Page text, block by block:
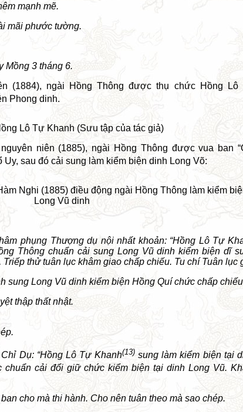
mạnh mẽ.
mãi phước tường.
Mồng 3 tháng 6.
(1884), ngài
Hồng Thông được thụ chức Hồng Lô
Phong dinh.
Lô Tự Khanh (Sưu tập của tác giả)
niên (1885), ngài Hồng Thông được vua ban
Uy, sau đó cải sung làm kiểm biện dinh Long Võ:
Nghi (1885) điều động ngài Hồng Thông làm kiểm
Long Vũ dinh
phụng Thượng dụ nội nhất khoản: “Hồng Lô Tự
Thông chuẩn cải sung Long Vũ dinh kiểm biện dĩ
thử tuân lục khâm giao chấp chiếu. Tu chí Tuân lục
sung Long Vũ dinh kiểm biện Hồng Quí chức chấp
thập thất nhật.
Dụ: “Hồng Lô Tự Khanh(13)sung làm kiểm biện tại
chuẩn cải đổi giữ chức kiểm biện tại dinh Long Vũ.
cho mà thi hành. Cho nên tuân theo mà sao chép.